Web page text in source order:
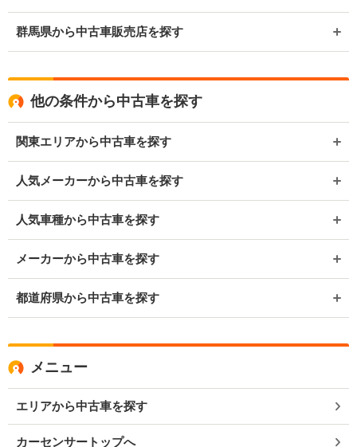
群馬県から中古車販売店を探す
他の条件から中古車を探す
関東エリアから中古車を探す
人気メーカーから中古車を探す
人気車種から中古車を探す
メーカーから中古車を探す
都道府県から中古車を探す
メニュー
エリアから中古車を探す
カーセンサートップへ